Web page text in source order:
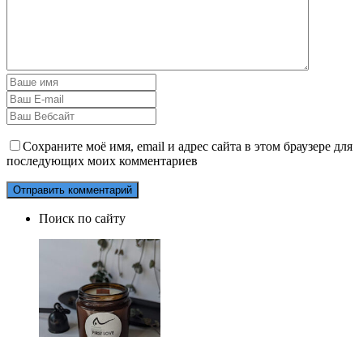
Сохраните моё имя, email и адрес сайта в этом браузере для
последующих моих комментариев
Поиск по сайту